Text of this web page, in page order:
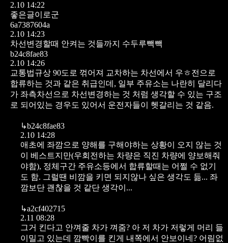
2.10 14:22
좋은글이로군
6a7387604a
2.10 14:23
차선변경할때 안켜는 것들까지 수두루빽빽
b24c8fae83
2.10 14:26
교통법규상 90도로 꺾어져 교차하는 차선에서 우ㅎ전으로
합류하는 것과 같은 취급인데, 일부 주유소는 나란히 달리다
가 좌측차선으로 차선변경하는 것 처럼 생각할 수 있는 구조
로 되어있는 경우도 있어서 운전자들이 헷갈리는 것 같음.
↳b24c8fae83
2.10 14:28
애초에 좌깜으로 양해를 구해야하는 상황이 오지 않는 것
이 베스트지만(우회전하는 차량은 직진 차량에 양보해줘
야함), 정체구간 주유소등에서 합류할때는 어쩔 수 없기
도 함. 그럴땐 비깜을 키면 되지않나 싶은 생각도 듦... 좌
깜보단 괜찮을 것 같단 생각이...
↳a2cf402715
2.11 08:28
그거 킨다고 안껴줄 차가 껴줌? 아 저 차가 저렇게 머리 들
이밀고 있는데 깜빡이를 킨게 내쪽에서 안보이네? 어림없